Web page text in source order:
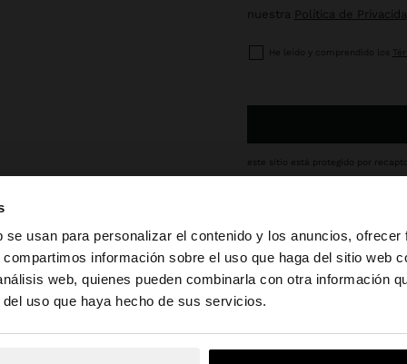
usan para personalizar el contenido y los anuncios,
información sobre el uso que haga del sitio web
web, quienes pueden combinarla con otra información
uso que haya hecho de sus servicios.
web de Costa Rica. ¿Quieres ir a la web de United
No, continuar en la web de Costa Rica Sí,
nuestra
Política de
He leído y comprendido los
este sitio está protegido por
To view legal documents,